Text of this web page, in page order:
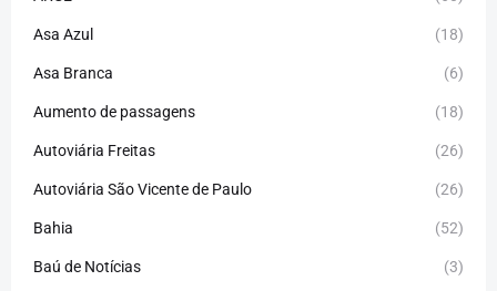
Asa Azul (18)
Asa Branca (6)
Aumento de passagens (18)
Autoviária Freitas (26)
Autoviária São Vicente de Paulo (26)
Bahia (52)
Baú de Notícias (3)